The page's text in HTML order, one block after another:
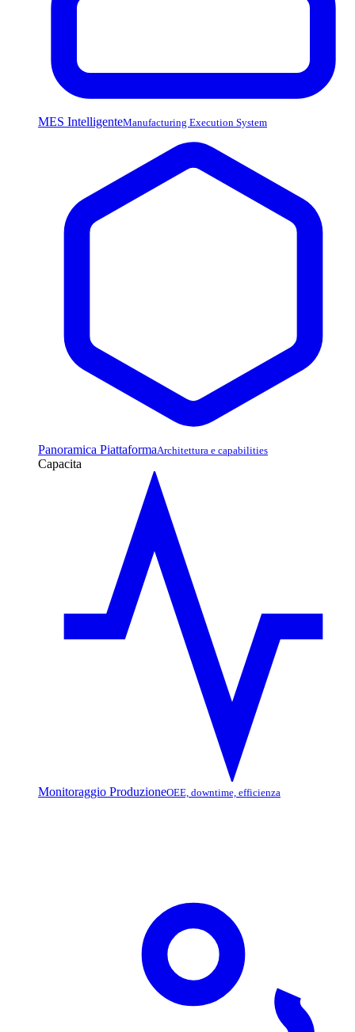
MES IntelligenteManufacturing Execution System
Panoramica PiattaformaArchitettura e capabilities
Capacita
Monitoraggio ProduzioneOEE, downtime, efficienza